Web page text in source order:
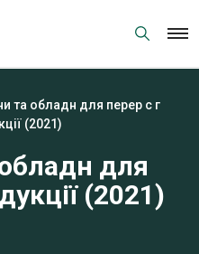
та обладн для перер с г
(2021)
для
(2021)